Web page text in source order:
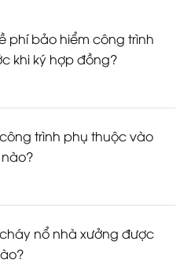
phí bảo hiểm công trình
khi ký hợp đồng?
trình phụ thuộc vào
nổ nhà xưởng được